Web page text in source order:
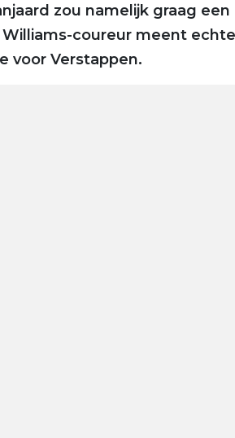
zou namelijk graag
Williams-coureur meent
voor Verstappen.